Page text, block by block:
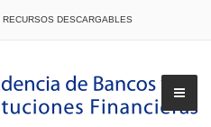
RECURSOS DESCARGABLES